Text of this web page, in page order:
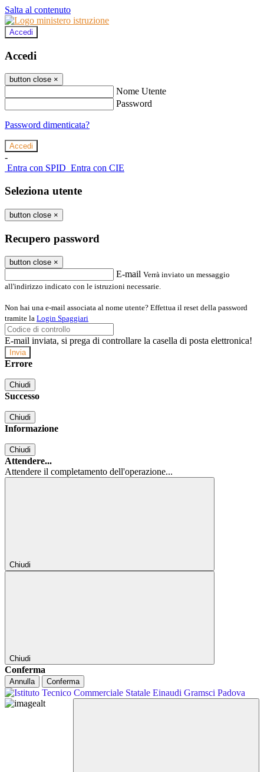
Salta al contenuto
Accedi
Accedi
button close ×
Nome Utente
Password
Password dimenticata?
-
Entra con SPID Entra con CIE
Seleziona utente
button close ×
Recupero password
button close ×
E-mail Verrà inviato un messaggio
all'indirizzo indicato con le istruzioni necessarie.
Non hai una e-mail associata al nome utente? Effettua il reset della password
tramite la Login Spaggiari
E-mail inviata, si prega di controllare la casella di posta elettronica!
Errore
Chiudi
Successo
Chiudi
Informazione
Chiudi
Attendere...
Attendere il completamento dell'operazione...
Chiudi
Chiudi
Conferma
Annulla Conferma